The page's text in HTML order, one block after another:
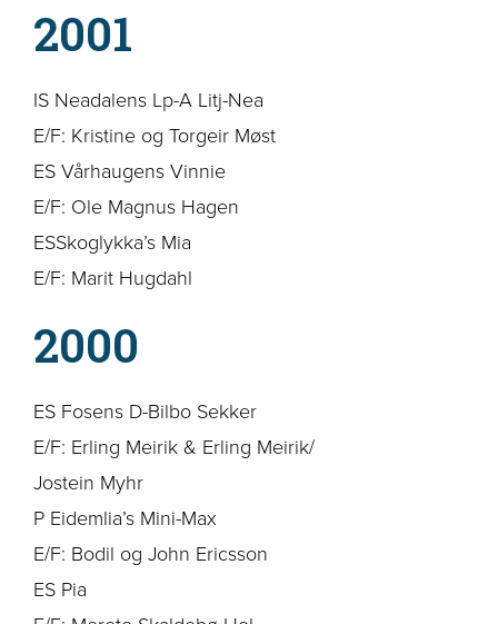
2001
IS Neadalens Lp-A Litj-Nea
E/F: Kristine og Torgeir Møst
ES Vårhaugens Vinnie
E/F: Ole Magnus Hagen
ESSkoglykka’s Mia
E/F: Marit Hugdahl
2000
ES Fosens D-Bilbo Sekker
E/F: Erling Meirik & Erling Meirik/
Jostein Myhr
P Eidemlia’s Mini-Max
E/F: Bodil og John Ericsson
ES Pia